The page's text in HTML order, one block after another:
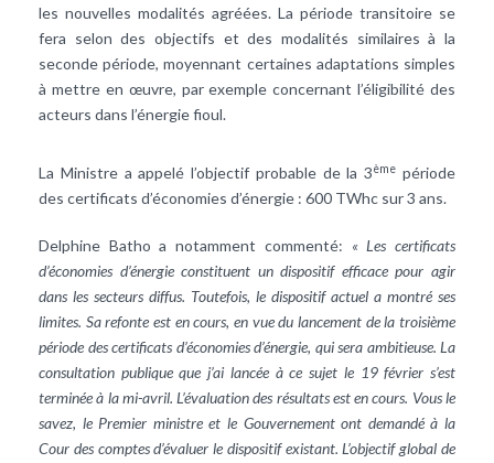
les nouvelles modalités agréées. La période transitoire se
fera selon des objectifs et des modalités similaires à la
seconde période, moyennant certaines adaptations simples
à mettre en œuvre, par exemple concernant l’éligibilité des
acteurs dans l’énergie fioul.
La Ministre a appelé l’objectif probable de la 3ème période
des certificats d’économies d’énergie : 600 TWhc sur 3 ans.
Delphine Batho a notamment commenté: « Les certificats
d’économies d’énergie constituent un dispositif efficace pour agir
dans les secteurs diffus. Toutefois, le dispositif actuel a montré ses
limites. Sa refonte est en cours, en vue du lancement de la troisième
période des certificats d’économies d’énergie, qui sera ambitieuse. La
consultation publique que j’ai lancée à ce sujet le 19 février s’est
terminée à la mi-avril. L’évaluation des résultats est en cours. Vous le
savez, le Premier ministre et le Gouvernement ont demandé à la
Cour des comptes d’évaluer le dispositif existant. L’objectif global de